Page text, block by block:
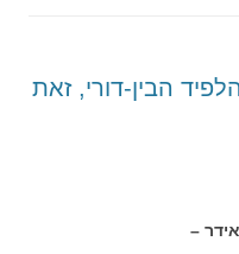
הבין-דורי, זאת
–